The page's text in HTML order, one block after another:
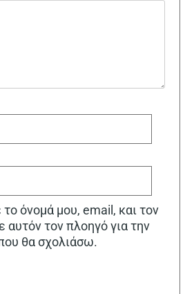
όνομά μου, email, και τον
αυτόν τον πλοηγό για την
θα σχολιάσω.